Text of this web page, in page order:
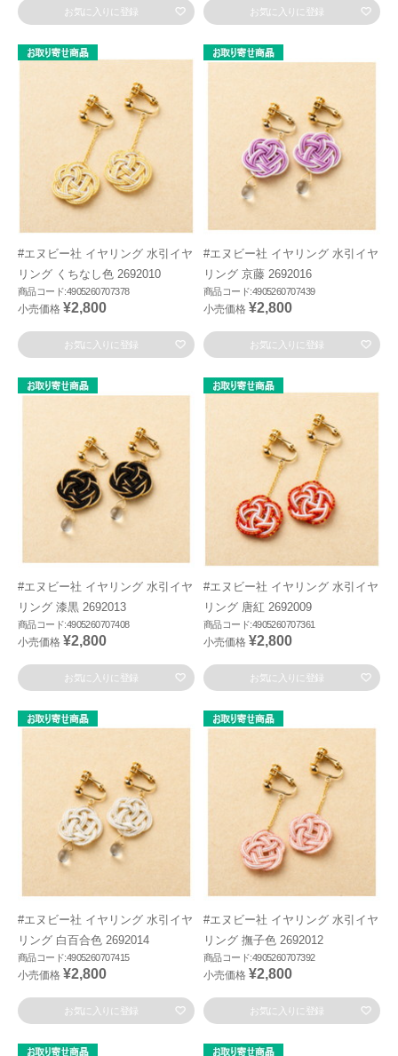
お気に入りに登録 お気に入りに登録
#エヌビー社 イヤリング 水引イヤ
リング くちなし色 2692010
商品コード:4905260707378
小売価格 ¥2,800
お気に入りに登録
#エヌビー社 イヤリング 水引イヤ
リング 京藤 2692016
商品コード:4905260707439
小売価格 ¥2,800
お気に入りに登録
#エヌビー社 イヤリング 水引イヤ
リング 漆黒 2692013
商品コード:4905260707408
小売価格 ¥2,800
お気に入りに登録
#エヌビー社 イヤリング 水引イヤ
リング 唐紅 2692009
商品コード:4905260707361
小売価格 ¥2,800
お気に入りに登録
#エヌビー社 イヤリング 水引イヤ
リング 白百合色 2692014
商品コード:4905260707415
小売価格 ¥2,800
お気に入りに登録
#エヌビー社 イヤリング 水引イヤ
リング 撫子色 2692012
商品コード:4905260707392
小売価格 ¥2,800
お気に入りに登録